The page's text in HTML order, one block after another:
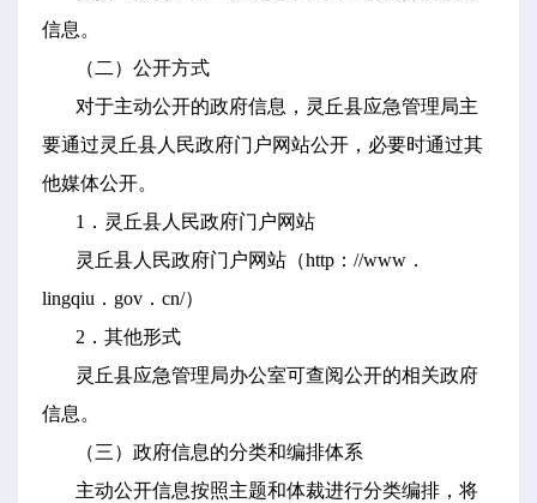
信息。
（二）公开方式
对于主动公开的政府信息，灵丘县应急管理局主
要通过灵丘县人民政府门户网站公开，必要时通过其
他媒体公开。
1．灵丘县人民政府门户网站
灵丘县人民政府门户网站（http：//www．
lingqiu．gov．cn/）
2．其他形式
灵丘县应急管理局办公室可查阅公开的相关政府
信息。
（三）政府信息的分类和编排体系
主动公开信息按照主题和体裁进行分类编排，将